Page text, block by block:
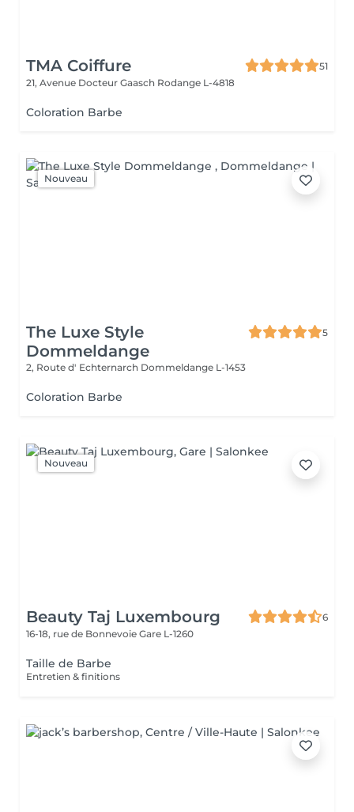
TMA Coiffure
51
21, Avenue Docteur Gaasch Rodange L-4818
Coloration Barbe
Nouveau
The Luxe Style
Dommeldange
5
2, Route d' Echternarch Dommeldange L-1453
Coloration Barbe
Nouveau
Beauty Taj Luxembourg
6
16-18, rue de Bonnevoie Gare L-1260
Taille de Barbe
Entretien & finitions